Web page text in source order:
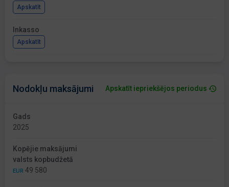
Apskatīt
Inkasso
Apskatīt
Nodokļu maksājumi Apskatīt iepriekšējos periodus
Gads
2025
Kopējie maksājumi
valsts kopbudžetā
EUR 49 580